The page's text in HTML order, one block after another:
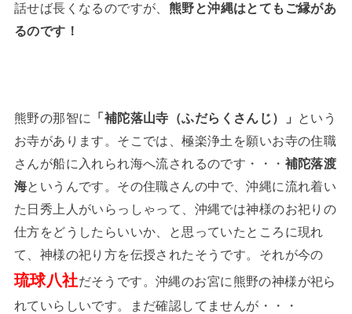
話せば長くなるのですが、 熊野と沖縄はとてもご縁があ
るのです！
熊野の那智に 「補陀落山寺（ふだらくさんじ）」
という
お寺があります。そこでは、極楽浄土を願いお寺の住職
さんが船に入れられ海へ流されるのです・・・ 補陀落渡
海というんです。その住職さんの中で、沖縄に流れ着い
た日秀上人がいらっしゃって、沖縄では神様のお祀りの
仕方をどうしたらいいか、と思っていたところに現れ
て、神様の祀り方を伝授されたそうです。それが今の
琉球八社だそうです。沖縄のお宮に熊野の神様が祀ら
れていらしいです。まだ確認してませんが・・・